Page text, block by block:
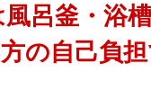
呂釜・浴
の自己負